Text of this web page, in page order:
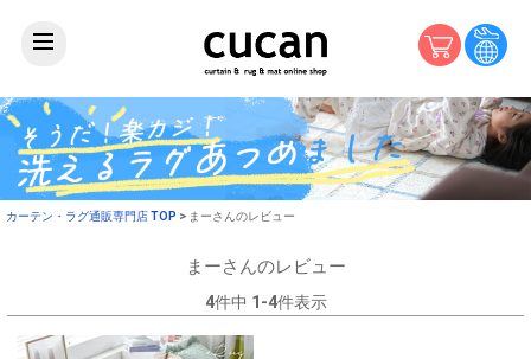
カーテン・ラグ通販専門店 TOP まーさんのレビュー
まーさんのレビュー
4件中 1 -4件表示